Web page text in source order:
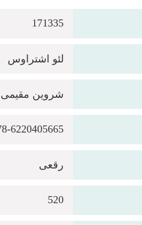
171335
لئو اشتراوس
شروین مقیمی
6220405665
رقعی
520